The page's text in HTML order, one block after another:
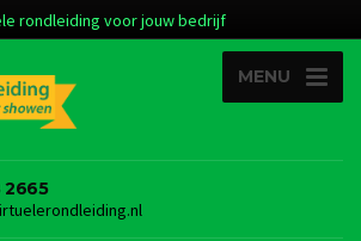
rondleiding voor jouw bedrijf
MENU
2665